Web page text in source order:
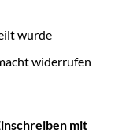
wurde
widerrufen
mit